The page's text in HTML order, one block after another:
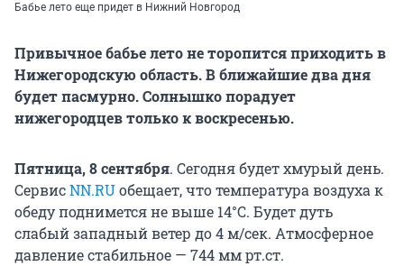
Бабье лето еще придет в Нижний Новгород
Привычное бабье лето не торопится приходить в
Нижегородскую область. В ближайшие два дня
будет пасмурно. Солнышко порадует
нижегородцев только к воскресенью.
Пятница, 8 сентября. Сегодня будет хмурый день.
СервисNN.RUобещает, что температура воздуха к
обеду поднимется не выше 14°С. Будет дуть
слабый западный ветер до 4 м/сек. Атмосферное
давление стабильное — 744 мм рт.ст.